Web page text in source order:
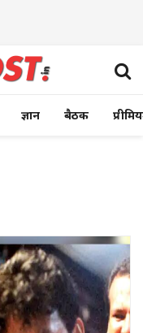
ज्ञान बैठक